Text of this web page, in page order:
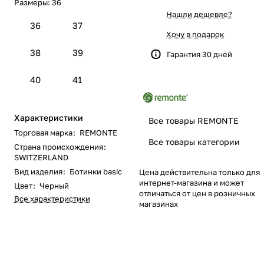
Размеры: 36
36 37
38 39
40 41
Характеристики
Торговая марка: REMONTE
Страна происхождения:
SWITZERLAND
Вид изделия: Ботинки basic
Цвет: Черный
Все характеристики
Нашли дешевле?
Хочу в подарок
Гарантия 30 дней
Все товары REMONTE
Все товары категории
Цена действительна только для
интернет-магазина и может
отличаться от цен в розничных
магазинах